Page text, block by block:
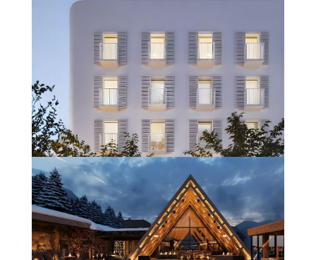
En savoir plus
HOTEL BOUTIQUE VARA DEL REY
(IBIZA)
En savoir plus